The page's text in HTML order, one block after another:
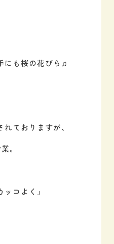
にも桜の花びら♫
ておりますが、
。
コよく」